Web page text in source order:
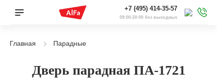
+7 (495) 414-35-57
09:00-20:00 без выходных
Главная Парадные
Дверь парадная ПА-1721